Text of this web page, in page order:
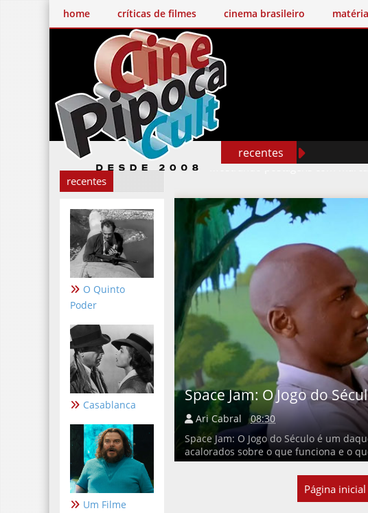
home críticas de filmes cinema brasileiro
recentes
recentes
O Quinto
Poder
Casablanca
Um Filme
Mostrando postagens com
Space Jam: O Jogo do
Ari Cabral
08:30
Space Jam: O Jogo do Século é um
acalorados sobre o que funciona e o
Página inicial